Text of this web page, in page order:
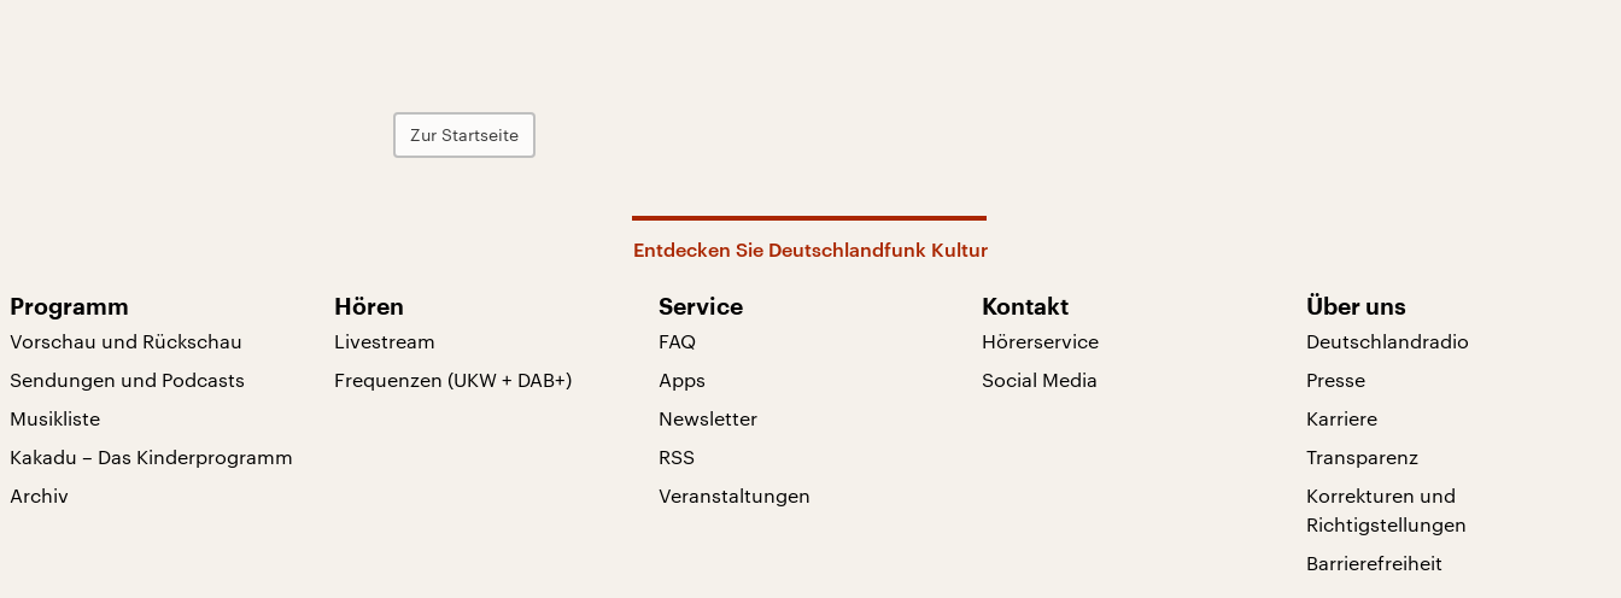
Zur Startseite
Entdecken Sie Deutschlandfunk Kultur
Programm
Vorschau und Rückschau
Sendungen und Podcasts
Musikliste
Kakadu – Das Kinderprogramm
Archiv
Hören
Livestream
Frequenzen (UKW + DAB+)
Service
FAQ
Apps
Newsletter
RSS
Veranstaltungen
Kontakt
Hörerservice
Social Media
Über uns
Deutschlandradio
Presse
Karriere
Transparenz
Korrekturen und
Richtigstellungen
Barrierefreiheit